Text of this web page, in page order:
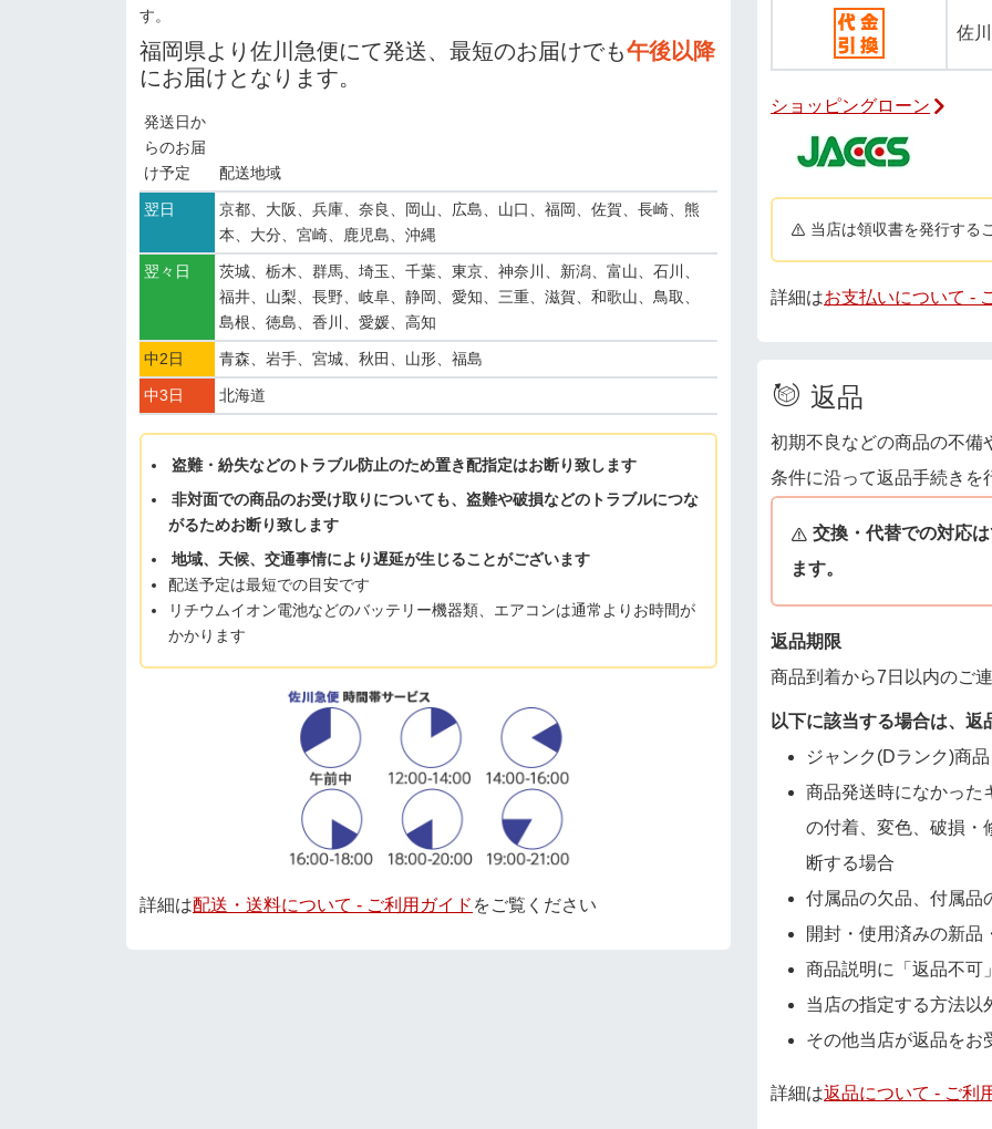
す。
発送日か
らのお届
け予定
配送地域
翌日
京都、大阪、兵庫、奈良、岡山、広島、山口、福岡、佐賀、長崎、熊
本、大分、宮崎、鹿児島、沖縄
翌々日
茨城、栃木、群馬、埼玉、千葉、東京、神奈川、新潟、富山、石川、
福井、山梨、長野、岐阜、静岡、愛知、三重、滋賀、和歌山、鳥取、
島根、徳島、香川、愛媛、高知
中2日 青森、岩手、宮城、秋田、山形、福島
中3日 北海道
福岡県より佐川急便にて発送、最短のお届けでも午後以降
にお届けとなります。
盗難・紛失などのトラブル防止のため置き配指定はお断り致します
非対面での商品のお受け取りについても、盗難や破損などのトラブルにつな
がるためお断り致します
地域、天候、交通事情により遅延が生じることがございます
配送予定は最短での目安です
リチウムイオン電池などのバッテリー機器類、エアコンは通常よりお時間が
かかります
詳細は配送・送料について - ご利用ガイド をご覧ください
佐
ショッピングローン
当店は領収書を発行する
詳細はお支払いについて -
返品
初期不良などの商品の不備
条件に沿って返品手続きを
交換・代替での対応
ます。
返品期限
商品到着から7日以内のご
以下に該当する場合は、返
ジャンク(Dランク)商品
商品発送時になかった
の付着、変色、破損・
断する場合
付属品の欠品、付属品
開封・使用済みの新品
商品説明に「返品不可
当店の指定する方法以
その他当店が返品をお
詳細は返品について - ご利